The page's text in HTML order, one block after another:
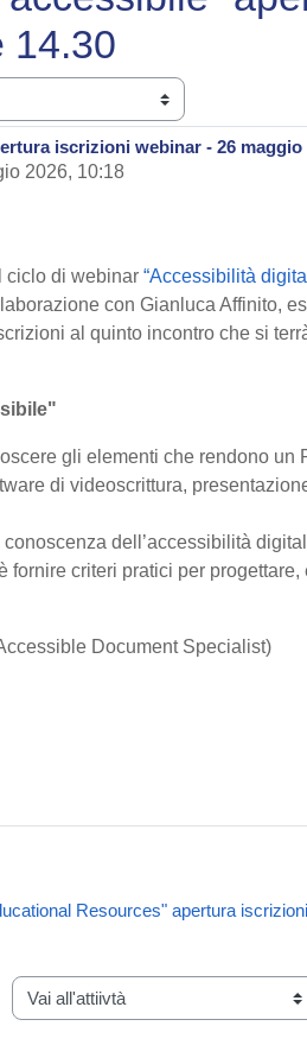
14.30
iscrizioni webinar - 26 maggio
2026, 10:18
ciclo di webinar “Accessibilità
con Gianluca Affinito,
al quinto incontro che si
gli elementi che rendono un
di videoscrittura,
conoscenza dell’accessibilità
fornire criteri pratici per
Document Specialist)
Resources" apertura
Vai all'attiivtà